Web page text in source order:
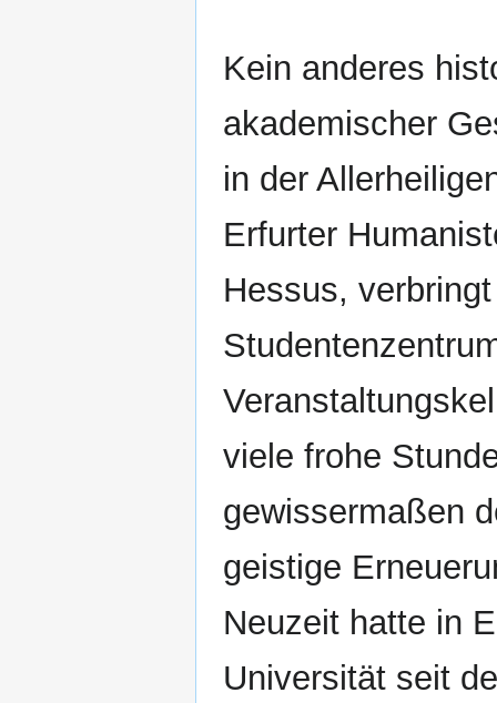
Kein anderes
akademischer
in der
Erfurter
Hessus,
viele frohe
gewissermaßen
geistige
Neuzeit hatte in
Universität seit